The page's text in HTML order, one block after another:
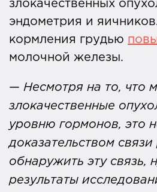
злокачественных
эндометрия и
кормления грудью
молочной железы.
— Несмотря на то, что
злокачественные
уровню гормонов, это
доказательством
обнаружить эту связь,
результаты